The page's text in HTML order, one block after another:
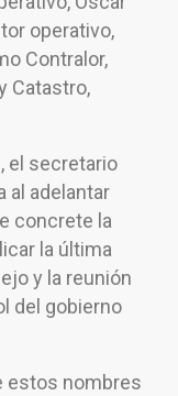
operativo,
Contralor,
Catastro,
el secretario
al adelantar
concrete la
la última
y la reunión
del gobierno
estos nombres